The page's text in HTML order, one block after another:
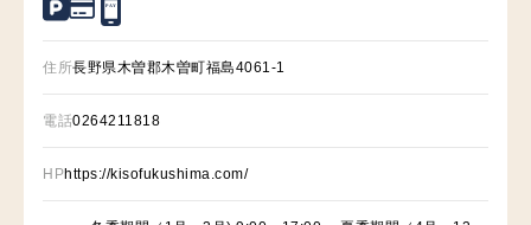
PAY
住所長野県木曽郡木曽町福島4061-1
電話0264211818
HPhttps://kisofukushima.com/